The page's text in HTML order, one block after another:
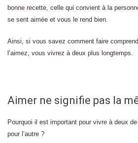
bonne recette, celle qui convient à la
se sent aimée et vous le rend bien.
Ainsi, si vous savez comment faire
l’aimez, vous vivrez à deux plus longtemps.
Aimer ne signifie pas la
Pourquoi il est important pour vivre à deux
pour l’autre ?